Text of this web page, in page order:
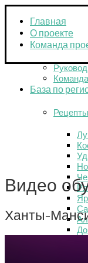
Главная
О проекте
Команда
Команда
База по
Видео
Ханты-